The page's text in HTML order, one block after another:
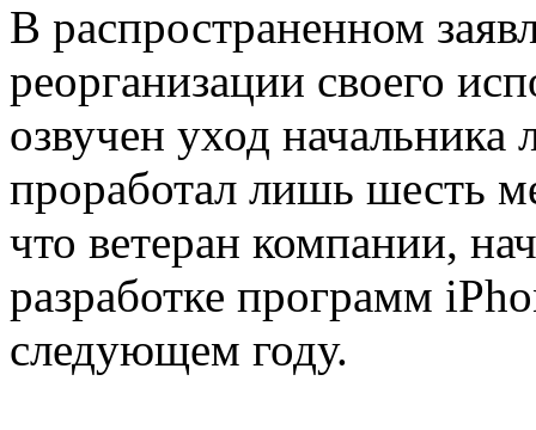
В распространенном
реорганизации своего
озвучен уход
проработал лишь шесть
что ветеран компании,
разработке программ
следующем году.